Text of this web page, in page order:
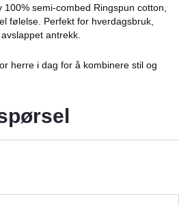
semi-combed Ringspun cotton,
følelse. Perfekt for hverdagsbruk,
antrekk.
herre i dag for å kombinere stil og